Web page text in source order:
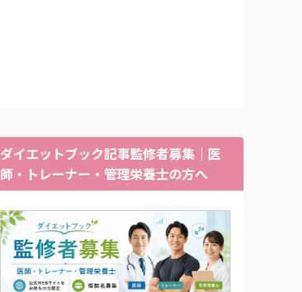
ダイエットブック記事監修者募集｜医
師・トレーナー・管理栄養士の方へ